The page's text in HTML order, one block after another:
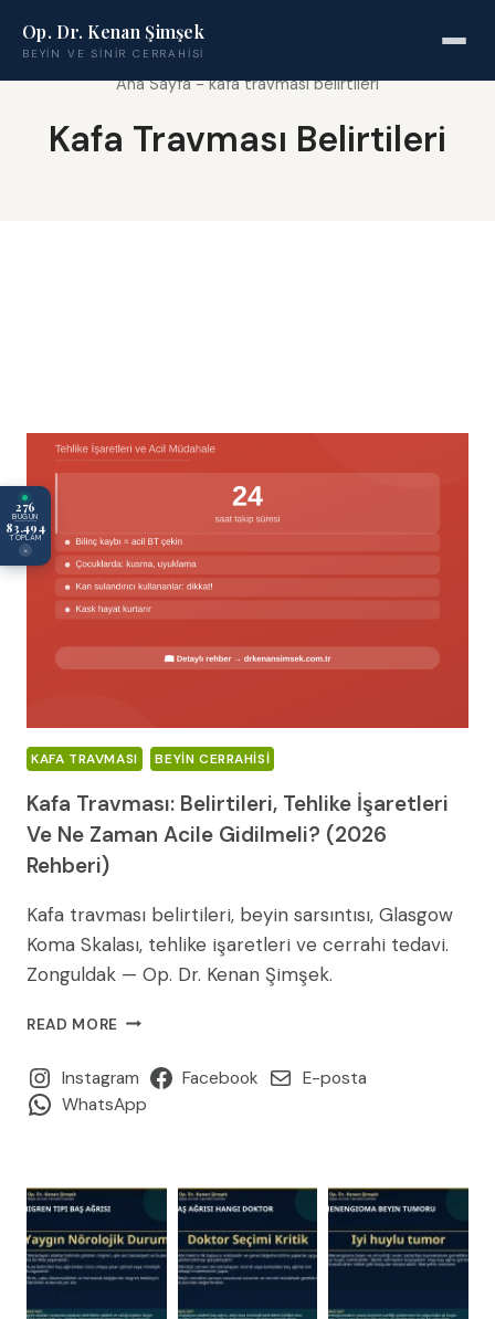
276
BUGÜN
83.494
TOPLAM
×
Op. Dr. Kenan Şimşek
BEYIN VE SINIR CERRAHISI
Ana Sayfa-kafa travması belirtileri
Kafa Travması Belirtileri
KAFA TRAVMASI BEYIN CERRAHISI
Kafa Travması: Belirtileri, Tehlike İşaretleri
Ve Ne Zaman Acile Gidilmeli? (2026
Rehberi)
Kafa travması belirtileri, beyin sarsıntısı, Glasgow
Koma Skalası, tehlike işaretleri ve cerrahi tedavi.
Zonguldak — Op. Dr. Kenan Şimşek.
READ MORE KAFA
BELIRTILERI,
TEHLIKE
İŞARETLERI
GIDILMELI?
(2026
REHBERI)
Instagram Facebook
E-posta
WhatsApp